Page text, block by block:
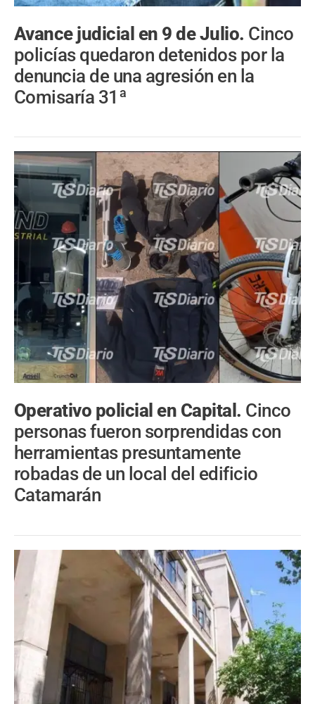
Avance judicial en 9 de Julio. Cinco
policías quedaron detenidos por la
denuncia de una agresión en la
Comisaría 31ª
Operativo policial en Capital. Cinco
personas fueron sorprendidas con
herramientas presuntamente
robadas de un local del edificio
Catamarán